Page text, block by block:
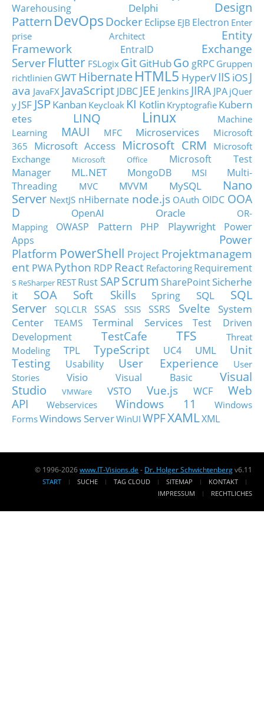
Warehousing
Delphi
Design
Pattern DevOps DockerEclipse EJB Electron Enter
prise Architect
Entity
Framework
EntraID
Exchange
Server Flutter FSLogix Git GitHubGo gRPC Gruppen
richtlinien GWT HibernateHTML5 HyperVIIS iOSJ
ava JavaFX JavaScript JDBC JEE Jenkins JIRA JPA jQuer
y JSF JSP Kanban Keycloak KI Kotlin Kryptografie Kubern
etes
LINQ Linux
Machine
Learning
MAUI MFC Microservices
Microsoft
365
Microsoft Access Microsoft CRM
Microsoft
Exchange
Microsoft Office
Microsoft Test
Manager
ML.NET MongoDB MSI
Multi-
Threading
MVC MVVM MySQL
Nano
Server NextJS nHibernate node.js OAuth OIDC OOA
D
OpenAI Oracle
OR-
Mapping
OWASP Pattern PHP Playwright
Power
Apps
Power
Platform PowerShell Project Projektmanagem
ent PWA Python RDP React Refactoring Requirement
s ReSharper RESTRust SAPScrum SharePointSicherhe
it
SOA Soft Skills Spring SQL
SQL
Server
SQLCLR SSAS SSIS SSRS Svelte
System
Center
TEAMS Terminal Services
Test Driven
Development
TestCafe TFS
Threat
Modeling
TPL TypeScript UC4 UML
Unit
Testing
Usability User Experience
User
Stories
Visio Visual Basic
Visual
Studio
VMWare VSTO Vue.js WCF
Web
API
Webservices Windows 11
Windows
FormsWindows ServerWinUI WPFXAMLXML
© 1996-2026www.IT-Visions.de - Dr. Holger Schwichtenbergv6.11
START SUCHE TAG CLOUD SITEMAP
KONTAKT
IMPRESSUM
RECHTLICHES